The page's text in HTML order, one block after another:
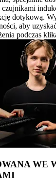
dotykową.
aby
podczas
WE